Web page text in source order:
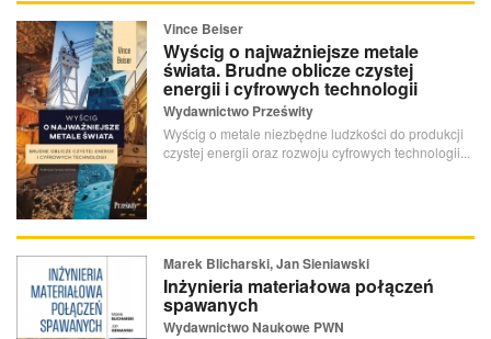
Vince Beiser
Wyścig o najważniejsze metale
świata. Brudne oblicze czystej
energii i cyfrowych technologii
Wydawnictwo Prześwity
Wyścig o metale niezbędne ludzkości do produkcji
czystej energii oraz rozwoju cyfrowych technologii...
Marek Blicharski, Jan Sieniawski
Inżynieria materiałowa połączeń
spawanych
Wydawnictwo Naukowe PWN